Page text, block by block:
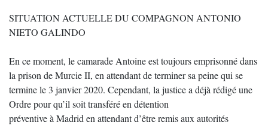
SITUATION ACTUELLE DU COMPAGNON ANTONIO
NIETO GALINDO
En ce moment, le camarade Antoine est toujours emprisonné dans
la prison de Murcie II, en attendant de terminer sa peine qui se
termine le 3 janvier 2020. Cependant, la justice a déjà rédigé une
Ordre pour qu’il soit transféré en détention
préventive à Madrid en attendant d’être remis aux autorités